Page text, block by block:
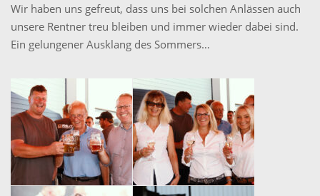
Wir haben uns gefreut, dass uns bei solchen Anlässen auch
unsere Rentner treu bleiben und immer wieder dabei sind.
Ein gelungener Ausklang des Sommers…